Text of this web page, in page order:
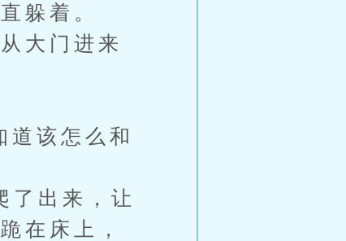
躲着。
大门进来
该怎么和
出来，让
在床上，